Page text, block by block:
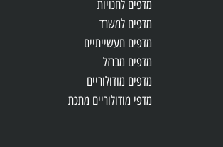
מדפים לחנויות
מדפים למשרד
מדפים תעשייתיים
מדפים מברזל
מדפים מודולוריים
מדפי מודולוריים מתכת